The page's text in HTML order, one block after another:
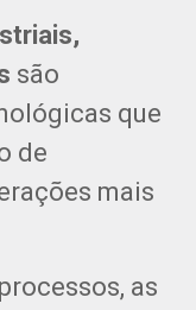
são
que
de
mais
as